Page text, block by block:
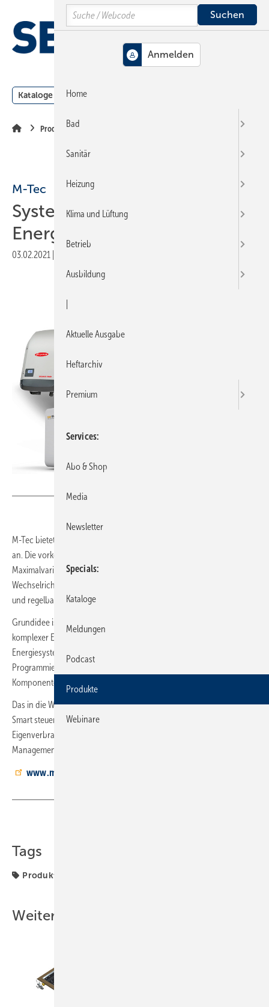
Hauptinhalt
Hauptmenü
SiteSearch
Kataloge Meldungen
Produkte
M-Tec
Systempakete mit ­
Energiemanagement
03.02.2021
M-Tec bietet Wärmepumpen-Systempakete für die Sektorenkopplung
an. Die vorkonfigurierten Plug-and-play-Lösungen enthalten in der
Maximalvariante Luft/Wasser- oder Sole/Wasser-Wärmepumpen,
Wechselrichter, Batteriespeicher, Ladestationen für Elektrofahrzeuge
und regelbare Heizstäbe.
Grundidee ist es, die Bestellung, Konfiguration und Montage
komplexer Energielösungen stark zu vereinfachen und ein vernetztes
Energiesystem zu planen, für dessen Installation keinerlei
Programmierkenntnisse erforderlich sind. Dafür lassen sich sämtliche
Komponenten online konfigurieren.
Das in die Wärmepumpen integrierte Energiemanagementsystem E-
Smart steuert die einzelnen Komponenten und maximiert den
Eigenverbrauch. E-Smart Premium übernimmt die Produktion und das
Management von Strom, Wärme und Mobilität.
www.mtec-systems.com
Tags
Produkte
Weitere Inhalte
Search
Home
Bad
Sanitär
Heizung
Klima und Lüftung
Betrieb
Ausbildung
Aktuelle Ausgabe
Heftarchiv
Premium
Services
Abo & Shop
Media
Newsletter
Specials
Kataloge
Meldungen
Podcast
Produkte
Webinare